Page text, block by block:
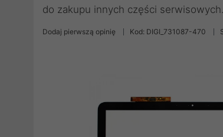
do zakupu innych części serwisowych.
Dodaj pierwszą opinię Kod: DIGI_731087-470